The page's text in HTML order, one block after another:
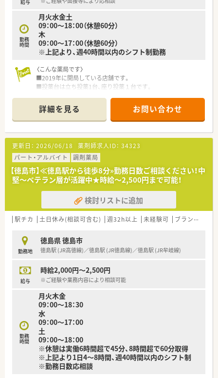
給与
勤務
時間
月火水金土
09：00～18：00（休憩60分）
木
09：00～17：00（休憩60分）
※上記より、週40時間以内のシフト制勤務
〈こんな薬局です〉
■2019年に開局している店舗です。
■投薬台は立ち投薬1台、座り投薬１台です。
ます。
■門前のクリニックからの処方箋を応需しています。耳鼻科メ
インのため、処方箋枚数は季節により変動いたします。
■休憩室も6畳程度あり、電子レンジ・IHコンロ、ケトル・冷蔵庫
を完備。横になれるスペースも有ります。
■薬剤師は常時3名体制です。
〈業務内容〉
■平均80枚/日程度です。
■OTC販売に非常に力を入れています。
耳鼻科門前と言うこともあり、マスクを種類豊富にそろえてい
■分注機も導入されており、業務負担軽減を図られています。
■徳島市に4店舗、鳴門市に1店舗運営中の企業です。
■他の薬局に比べると少し多めに人員配置されており、働く皆さ
んが余裕を持って勤務できる体制作りを目指しています。
2時間/月となっています。
■有給取得率はなんと100％です。ラウンダー勤務者を配置され
皆が働きやすい職場を目指しています。
■パートさんを含め、昇給も年1回ございます。
■入社当初は人員に余裕のある状態で配属されますので丁寧に
OJTを受けることができ、安心して働くことができます。
■社長は40代で薬剤師資格を保有されており、明るく社交的で
社員の方とのコミュニケーションも頻繁に行われています。
■薬歴は三菱のメルフィンをメインで採用されています。
■全店舗で地域支援体制加算を取得されています。
詳細を見る お問い合わせ
更新日： 2026/06/18 薬剤師求人ID： 34323
パート・アルバイト
調剤薬局
【徳島市】≪徳島駅から徒歩8分»勤務日数ご相談ください！中
堅～ベテラン層が活躍中★時給～2,500円まで可能！
検討リストに追加
駅チカ 土日休み(相談可含む) 週32h以上 未経験可 ブランク可
勤務地
徳島県 徳島市
徳島駅 (JR高徳線)／徳島駅 (JR徳島線)／徳島駅 (JR牟岐線)
給与
時給2,000円～2,500円
※ご経験や業務内容により相談可能
勤務
時間
月火木金
09：00～18：30
水
09：00～17：00
土
09：00～18：00
※休憩は実働6時間超で45分、8時間超で60分取得
※上記より1日4～8時間、週40時間以内のシフト制
※勤務日数応相談